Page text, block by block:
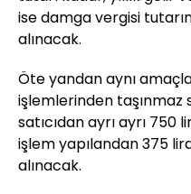
ise damga vergisi
alınacak.
Öte yandan aynı
işlemlerinden taşınmaz
satıcıdan ayrı ayrı 750
işlem yapılandan 375
alınacak.